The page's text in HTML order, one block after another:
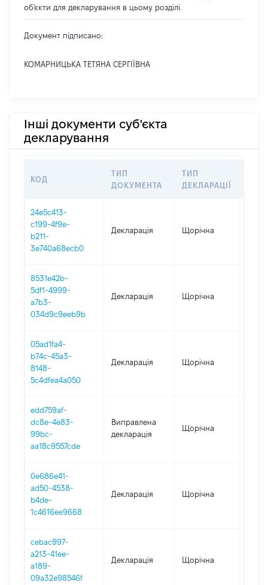
об'єкти для декларування в цьому розділі.
Документ підписано:
КОМАРНИЦЬКА ТЕТЯНА СЕРГІЇВНА
Інші документи суб'єкта
декларування
КОД
ТИП
ДОКУМЕНТА
ТИП
ДЕКЛАРАЦІЇ
24e5c413-
c199-4f9e-
b211-
3e740a68ecb0
Декларація Щорічна
8531e42b-
5df1-4999-
a7b3-
034d9c9eeb9b
Декларація Щорічна
05ad1fa4-
b74c-45a3-
8148-
5c4dfea4a050
Декларація Щорічна
edd759af-
dc8e-4e83-
99bc-
aa18c9557cde
Виправлена
декларація
Щорічна
0e686e41-
ad50-4538-
b4de-
1c4616ee9668
Декларація Щорічна
cebac997-
a213-41ee-
a189-
09a32e98546f
Декларація Щорічна